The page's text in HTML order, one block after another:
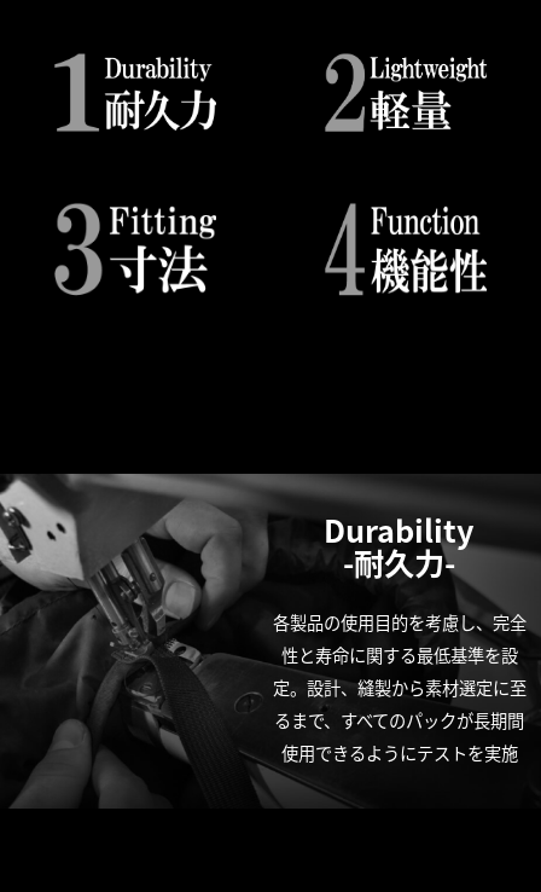
Durability
-耐久力-
各製品の使用目的を考慮し、完全
性と寿命に関する最低基準を設
定。設計、縫製から素材選定に至
るまで、すべてのパックが長期間
使用できるようにテストを実施